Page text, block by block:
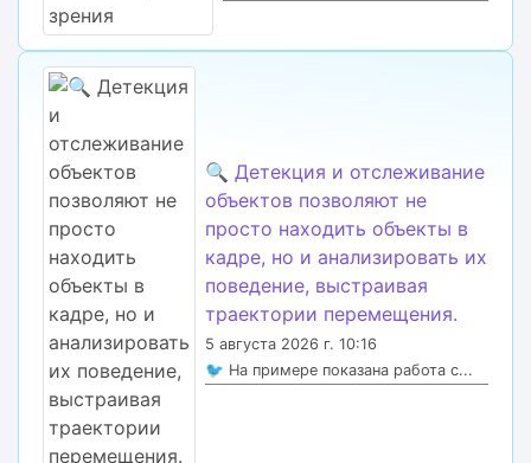
🔍 Детекция и отслеживание
объектов позволяют не
просто находить объекты в
кадре, но и анализировать их
поведение, выстраивая
траектории перемещения.
5 августа 2026 г. 10:16
🐦 На примере показана работа с...